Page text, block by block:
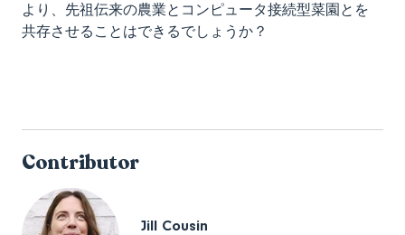
より、先祖伝来の農業とコンピュータ接続型菜園とを
共存させることはできるでしょうか？
Contributor
Jill Cousin